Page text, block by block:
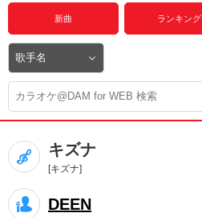
プレミアムサービス
DAM★とも動画
DAM★とも録音
カラオケ＠DAM
ユーザー検索
キャンペーン
新曲 ランキング
キズナ
[キズナ]
DEEN